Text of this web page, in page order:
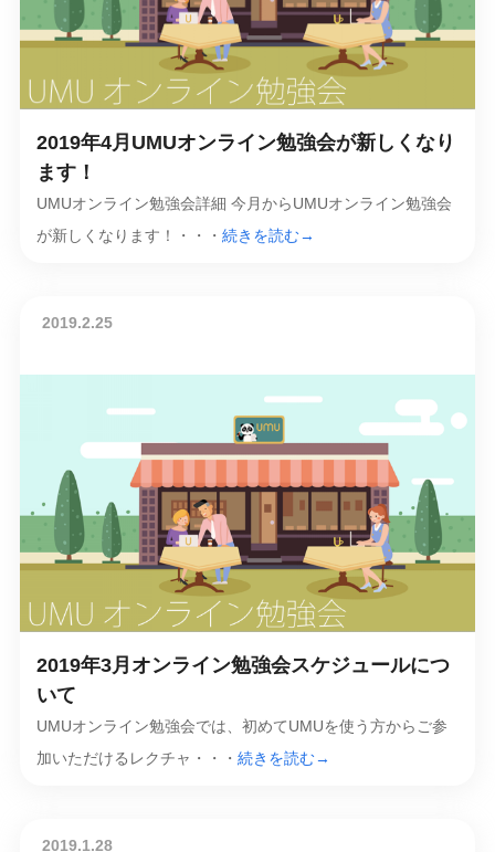
2019年4月UMUオンライン勉強会が新しくなり
ます！
UMUオンライン勉強会詳細 今月からUMUオンライン勉強会
が新しくなります！・・・ 続きを読む→
2019.2.25
2019年3月オンライン勉強会スケジュールにつ
いて
UMUオンライン勉強会では、初めてUMUを使う方からご参
加いただけるレクチャ・・・ 続きを読む→
2019.1.28